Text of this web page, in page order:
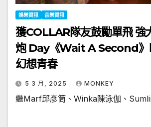
娛樂資訊 音樂資訊
獲COLLAR隊友鼓勵單飛 強
炮 Day《Wait A Second
幻想青春
5 3 月, 2025 MONKEY
繼Marf邱彥筒、Winka陳泳伽、